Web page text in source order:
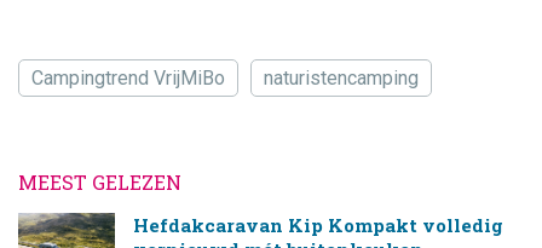
Campingtrend VrijMiBo naturistencamping
MEEST GELEZEN
Hefdakcaravan Kip Kompakt volledig